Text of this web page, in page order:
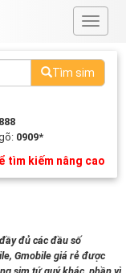
#
Tìm sim
0909*
tìm kiếm nâng cao
đủ các đầu số
Gmobile giá rẻ được